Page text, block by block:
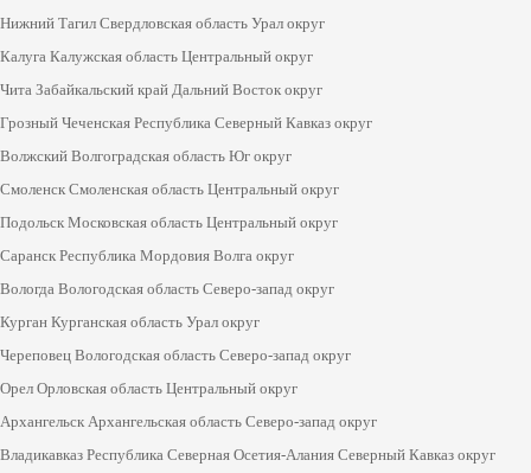
Нижний Тагил Свердловская область Урал округ
Калуга Калужская область Центральный округ
Чита Забайкальский край Дальний Восток округ
Грозный Чеченская Республика Северный Кавказ округ
Волжский Волгоградская область Юг округ
Смоленск Смоленская область Центральный округ
Подольск Московская область Центральный округ
Саранск Республика Мордовия Волга округ
Вологда Вологодская область Северо-запад округ
Курган Курганская область Урал округ
Череповец Вологодская область Северо-запад округ
Орел Орловская область Центральный округ
Архангельск Архангельская область Северо-запад округ
Владикавказ Республика Северная Осетия-Алания Северный Кавказ округ